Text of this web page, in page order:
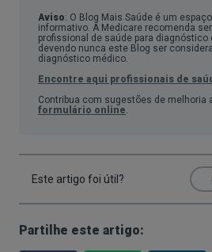
consequências mais graves.
consoante o tipo de
Intolerância alimentar à
uma dificuldade em absorver
intestino delgado. Tende a
causar sintomas
Aviso: O Blog Mais Saúde é um
informativo. A Medicare recomenda
profissional de saúde para diagnóstico
devendo nunca este Blog ser
diagnóstico médico.
Encontre aqui profissionais de
Contribua com sugestões de melhoria
formulário online
Este artigo foi útil?
Partilhe este artigo: